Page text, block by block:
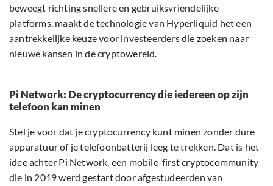
beweegt richting snellere en gebruiksvriendelijke
platforms, maakt de technologie van Hyperliquid het een
aantrekkelijke keuze voor investeerders die zoeken naar
nieuwe kansen in de cryptowereld.
Pi Network: De cryptocurrency die iedereen op zijn
telefoon kan minen
Stel je voor dat je cryptocurrency kunt minen zonder dure
apparatuur of je telefoonbatterij leeg te trekken. Dat is het
idee achter Pi Network, een mobile-first cryptocommunity
die in 2019 werd gestart door afgestudeerden van